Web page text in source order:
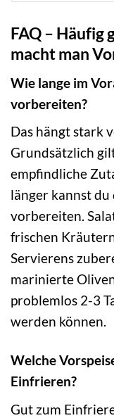
FAQ – Häufig
macht man
Wie lange im
vorbereiten?
Das hängt stark
Grundsätzlich
empfindliche
länger kannst du
vorbereiten.
frischen
Servierens
marinierte
problemlos 2-3
werden können.
Welche
Einfrieren?
Gut zum